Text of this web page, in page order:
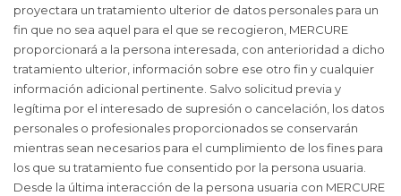
proyectara un tratamiento ulterior de datos personales para un
fin que no sea aquel para el que se recogieron, MERCURE
proporcionará a la persona interesada, con anterioridad a dicho
tratamiento ulterior, información sobre ese otro fin y cualquier
información adicional pertinente. Salvo solicitud previa y
legítima por el interesado de supresión o cancelación, los datos
personales o profesionales proporcionados se conservarán
mientras sean necesarios para el cumplimiento de los fines para
los que su tratamiento fue consentido por la persona usuaria.
Desde la última interacción de la persona usuaria con MERCURE